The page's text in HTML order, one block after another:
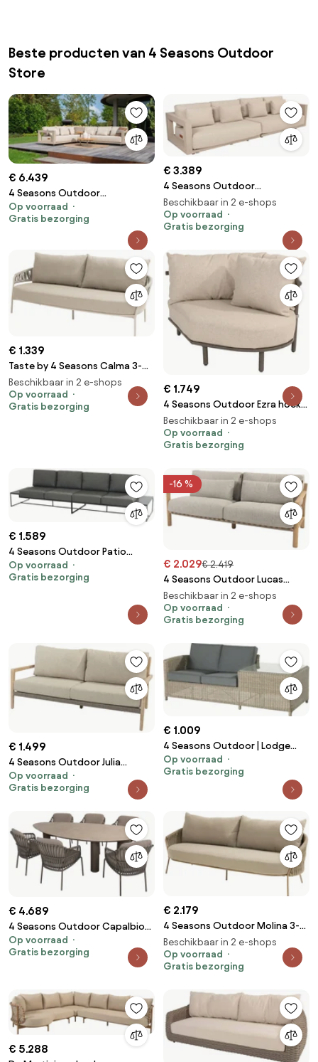
Beste producten van 4 Seasons Outdoor
Store
€ 6.439
4 Seasons Outdoor
Metropolitan hoekbank latte
met Volta tafels Ø 45 en 80 cm
weerbestendig
Op voorraad
Gratis bezorging
€ 3.389
4 Seasons Outdoor
Metropolitan 4-zits
loungebank latte Loungebank
beige weerbestendig
Beschikbaar in 2 e-shops
Op voorraad
Gratis bezorging
€ 1.339
Taste by 4 Seasons Calma 3-
zits loungebank latte
Loungebank taupe
weerbestendig
Beschikbaar in 2 e-shops
Op voorraad
Gratis bezorging
€ 1.749
4 Seasons Outdoor Ezra hoek
love island terre
LoungebankLoungeset bruin
weerbestendig
Beschikbaar in 2 e-shops
Op voorraad
Gratis bezorging
€ 1.589
4 Seasons Outdoor Patio
vierzits loungebank ** SALE **
Loungebank antraciet
Op voorraad
Gratis bezorging
-16 %
€ 2.029€ 2.419
4 Seasons Outdoor Lucas
loungebank SALE Loungebank
beige weerbestendig
Beschikbaar in 2 e-shops
Op voorraad
Gratis bezorging
€ 1.499
4 Seasons Outdoor Julia
loungebank SALE Loungebank
beige weerbestendig
Op voorraad
Gratis bezorging
€ 1.009
4 Seasons Outdoor | Lodge
living bench 2 seater right arm
with end table, pure
Op voorraad
Gratis bezorging
€ 4.689
4 Seasons Outdoor Capalbio
tuinset terre met Arizona tafel
met keramisch blad 240 cm
Tuinset bruin weerbestendig
Op voorraad
Gratis bezorging
€ 2.179
4 Seasons Outdoor Molina 3-
zits loungebank amber
Loungebank beige
weerbestendig
Beschikbaar in 2 e-shops
Op voorraad
Gratis bezorging
€ 5.288